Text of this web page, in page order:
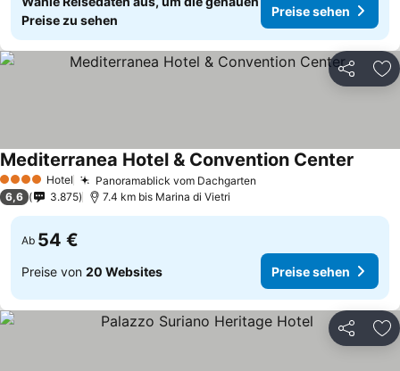
Preise zu sehen
Preise sehen
Teilen
4 Sterne Hotel Panoramablick vom Dachgarten
Mediterranea Hotel & Convention Center
6,6 3.875 7.4 km bis Marina di Vietri
Ab 54 €
Preise von 20 Websites Preise sehen
Teilen